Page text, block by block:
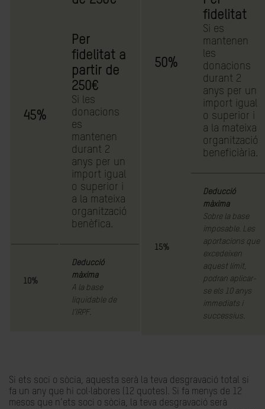
45%
Per
fidelitat a
partir de
250€
Si les
donacions
es
mantenen
durant 2
anys per un
import igual
o superior i
a la mateixa
organització
benèfica.
10%
Deducció
màxima
A la base
liquidable de
l’IRPF.
50%
fidelitat
Si es
mantenen
les
donacions
durant 2
anys per un
import igual
o superior i
a la mateixa
organització
beneficiària.
15%
Deducció
màxima
Sobre la base
imposable. Les
aportacions que
excedeixen
aquest límit,
podran aplicar-
se els 10 anys
immediats i
successius.
Si ets soci o sòcia, aquesta serà la teva desgravació total si
fa un any que hi col·labores (12 quotes). Si fa menys de 12
mesos que n’ets soci o sòcia, la teva desgravació serà